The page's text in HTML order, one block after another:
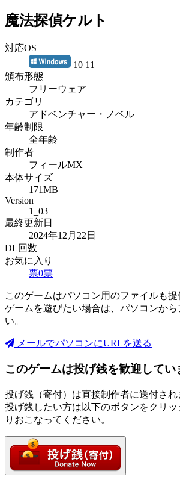
魔法探偵ケルト
対応OS
10 11
頒布形態
フリーウェア
カテゴリ
アドベンチャー・ノベル
年齢制限
全年齢
制作者
フィールMX
本体サイズ
171MB
Version
1_03
最終更新日
2024年12月22日
DL回数
お気に入り
票0票
このゲームはパソコン用のファイルも提
ゲームを遊びたい場合は、パソコンから
い。
メールでパソコンにURLを送る
このゲームは投げ銭を歓迎してい
投げ銭（寄付）は直接制作者に送付され
投げ銭したい方は以下のボタンをクリッ
りおこなってください。